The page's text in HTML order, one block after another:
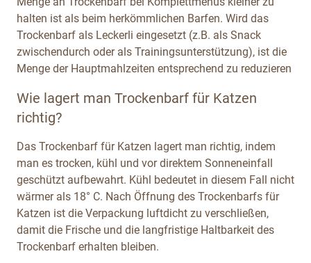
halten ist als beim herkömmlichen Barfen. Wird das
Trockenbarf als Leckerli eingesetzt (z.B. als Snack
zwischendurch oder als Trainingsunterstützung), ist die
Menge der Hauptmahlzeiten entsprechend zu reduzieren
Wie lagert man Trockenbarf für Katzen
richtig?
Das Trockenbarf für Katzen lagert man richtig, indem
man es trocken, kühl und vor direktem Sonneneinfall
geschützt aufbewahrt. Kühl bedeutet in diesem Fall nicht
wärmer als 18° C. Nach Öffnung des Trockenbarfs für
Katzen ist die Verpackung luftdicht zu verschließen,
damit die Frische und die langfristige Haltbarkeit des
Trockenbarf erhalten bleiben.